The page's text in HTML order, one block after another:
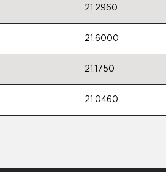
21.2960
21.6000
21.1750
21.0460